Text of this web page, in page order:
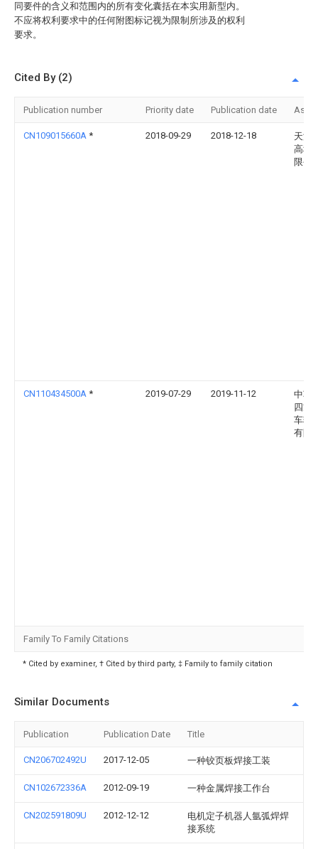
同要件的含义和范围内的所有变化囊括在本实用新型内。
不应将权利要求中的任何附图标记视为限制所涉及的权利
要求。
Cited By (2)
Publication number Priority date Publication date
CN109015660A * 2018-09-29 2018-12-18
天津
高科
限公
CN110434500A * 2019-07-29 2019-11-12
中车
四方
车辆
有限
Family To Family Citations
* Cited by examiner, † Cited by third party, ‡ Family to family citation
Similar Documents
Publication Publication Date Title
CN206702492U 2017-12-05 一种铰页板焊接工装
CN102672336A 2012-09-19 一种金属焊接工作台
CN202591809U 2012-12-12
电机定子机器人氩弧焊焊
接系统